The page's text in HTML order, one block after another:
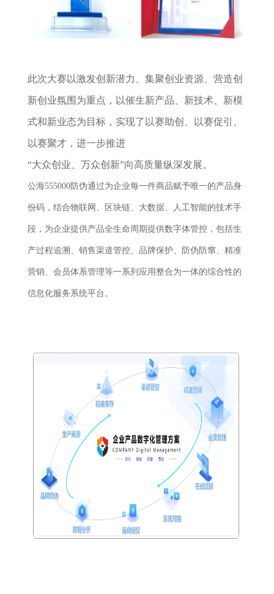
此次大赛以激发创新潜力、集聚创业资源、营造创
新创业氛围为重点，以催生新产品、新技术、新模
式和新业态为目标，实现了以赛助创、以赛促引、
以赛聚才，进一步推进
“大众创业、万众创新”向高质量纵深发展。
公海555000防伪通过为企业每一件商品赋予唯一的产品身
份码，结合物联网、区块链、大数据、人工智能的技术手
段，为企业提供产品全生命周期提供数字体管控，包括生
产过程追溯、销售渠道管控、品牌保护、防伪防窜、精准
营销、会员体系管理等一系列应用整合为一体的综合性的
信息化服务系统平台。